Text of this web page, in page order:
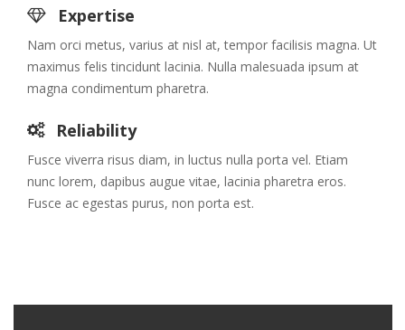
Expertise
Nam orci metus, varius at nisl at, tempor facilisis magna. Ut
maximus felis tincidunt lacinia. Nulla malesuada ipsum at
magna condimentum pharetra.
Reliability
Fusce viverra risus diam, in luctus nulla porta vel. Etiam
nunc lorem, dapibus augue vitae, lacinia pharetra eros.
Fusce ac egestas purus, non porta est.